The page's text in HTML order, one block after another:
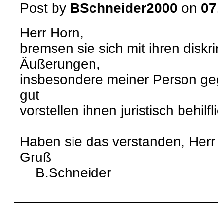
Post by BSchneider2000 on
Herr Horn,
bremsen sie sich mit ihren
Äußerungen,
insbesondere meiner Person
gut
vorstellen ihnen juristisch
Haben sie das verstanden,
Gruß
B.Schneider